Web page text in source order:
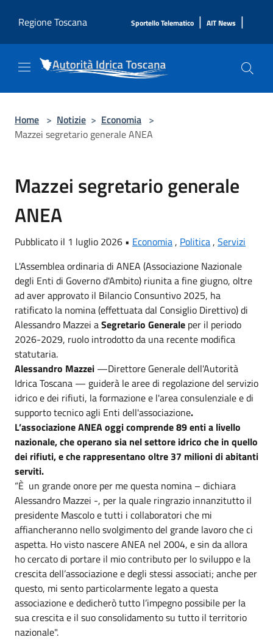
Regione Toscana
Sportello Telematico | AIT News |
Home > Notizie > Economia >
Mazzei segretario generale ANEA
Mazzei segretario generale
ANEA
Pubblicato il 1 luglio 2026 • Economia, Politica, Servizi
L'Assemblea ordinaria di ANEA (Associazione Nazionale
degli Enti di Governo d'Ambito) riunita a fine giugno, oltre
ad aver approvato il Bilancio Consuntivo 2025, ha
ratificato la nomina (effettuata dal Consiglio Direttivo) di
Alessandro Mazzei aSegretario Generale per il periodo
2026-2029, ruolo introdotto da una recente modifica
statutaria.
Alessandro Mazzei —Direttore Generale dell'Autorità
Idrica Toscana — guiderà le aree di regolazione del servizio
idrico e dei rifiuti, la formazione e l'area consulenziale e di
supporto tecnico agli Enti dell'associazione.
L’associazione ANEA oggi comprende 89 enti a livello
nazionale, che operano sia nel settore idrico che in quello
dei rifiuti, e che rappresentano oltre 37 milioni di abitanti
serviti.
“È un grande onore per me questa nomina – dichiara
Alessandro Mazzei -, per la quale ringrazio innanzitutto il
presidente Mascolo e tutti i collaboratori che mi
affiancheranno nello svolgimento del grande lavoro che ci
aspetta. Ho visto nascere ANEA nel 2004, e sin da allora
ho cercato di portare il mio contributo per lo sviluppo e la
crescita dell’associazione e degli stessi associati; anche per
questo, mi sento particolarmente legato a questa
associazione e dedicherò tutto l’impegno possibile per la
sua crescita e il suo consolidamento su tutto il territorio
nazionale".